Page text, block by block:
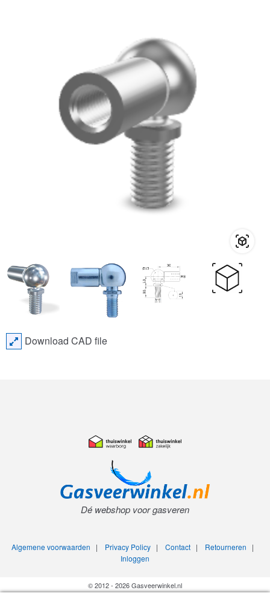
Download CAD file
Dé webshop voor gasveren
Algemene voorwaarden | Privacy Policy| Contact| Retourneren |
Inloggen
© 2012 - 2026 Gasveerwinkel.nl